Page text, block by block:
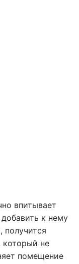
впитывает
к нему
получится
который не
помещение